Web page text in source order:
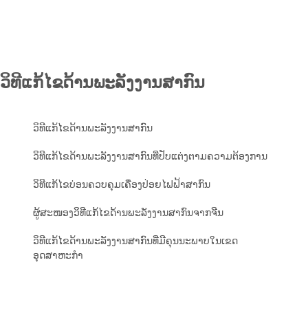
ວິທີແກ້ໄຂດ້ານພະລັງງານສາກົນ
ວິທີແກ້ໄຂດ້ານພະລັງງານສາກົນ
ວິທີແກ້ໄຂດ້ານພະລັງງານສາກົນທີ່ປັບແຕ່ງຕາມຄວາມຕ້ອງການ
ວິທີແກ້ໄຂບ່ອນຄວບຄຸມເຄື່ອງປ່ອຍໄຟຟ້າສາກົນ
ຜູ້ສະໜອງວິທີແກ້ໄຂດ້ານພະລັງງານສາກົນຈາກຈີນ
ວິທີແກ້ໄຂດ້ານພະລັງງານສາກົນທີ່ມີຄຸນນະພາບໃນເຂດ
ອຸດສາຫະກຳ